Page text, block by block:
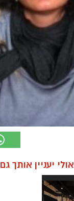
אולי יעניין אותך גם